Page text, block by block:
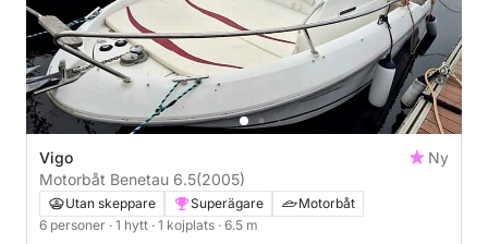
Vigo
Ny
Motorbåt Benetau 6.5(2005)
Utan skeppare Superägare
Motorbåt
6 personer · 1 hytt · 1 kojplats · 6.5 m